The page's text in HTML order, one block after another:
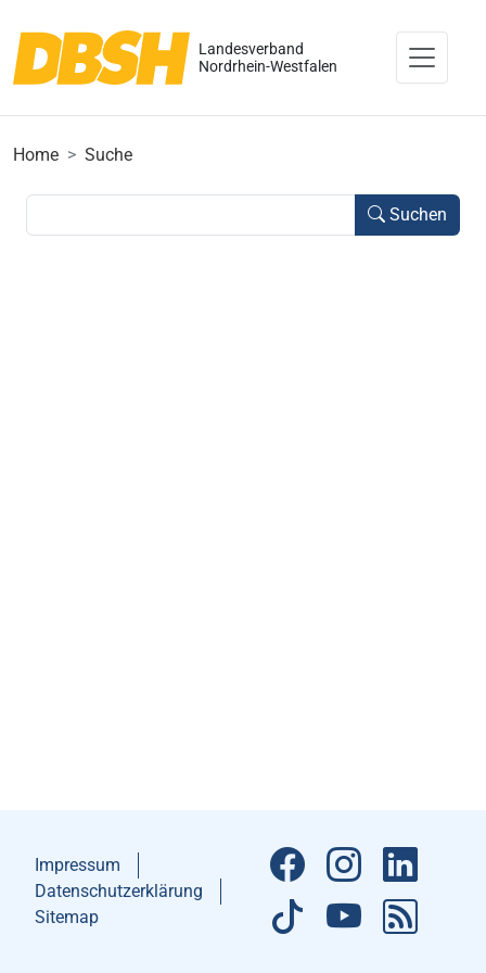
Landesverband
Nordrhein-Westfalen
Home Suche
Suchen
Impressum
Datenschutzerklärung
Sitemap